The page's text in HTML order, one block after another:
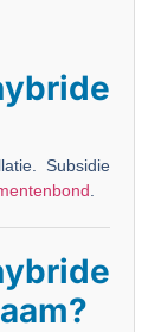
Subsidie